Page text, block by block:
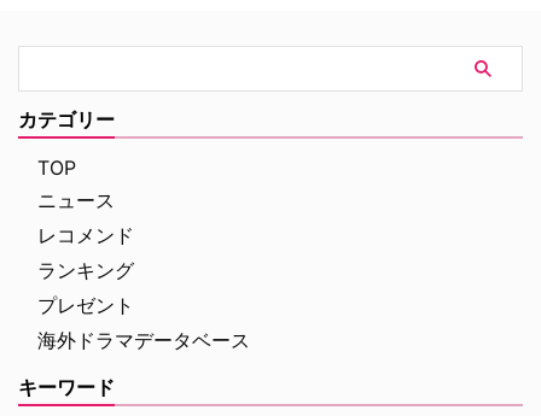
カテゴリー
TOP
ニュース
レコメンド
ランキング
プレゼント
海外ドラマデータベース
キーワード